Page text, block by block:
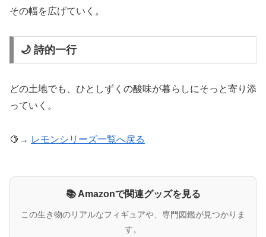
その幅を広げていく。
🌙 詩的一行
どの土地でも、ひとしずくの酸味が暮らしにそっと寄り添
っていく。
🍋→ レモンシリーズ一覧へ戻る
📚 Amazonで関連グッズを見る
この生き物のリアルなフィギュアや、専門図鑑が見つかりま
す。